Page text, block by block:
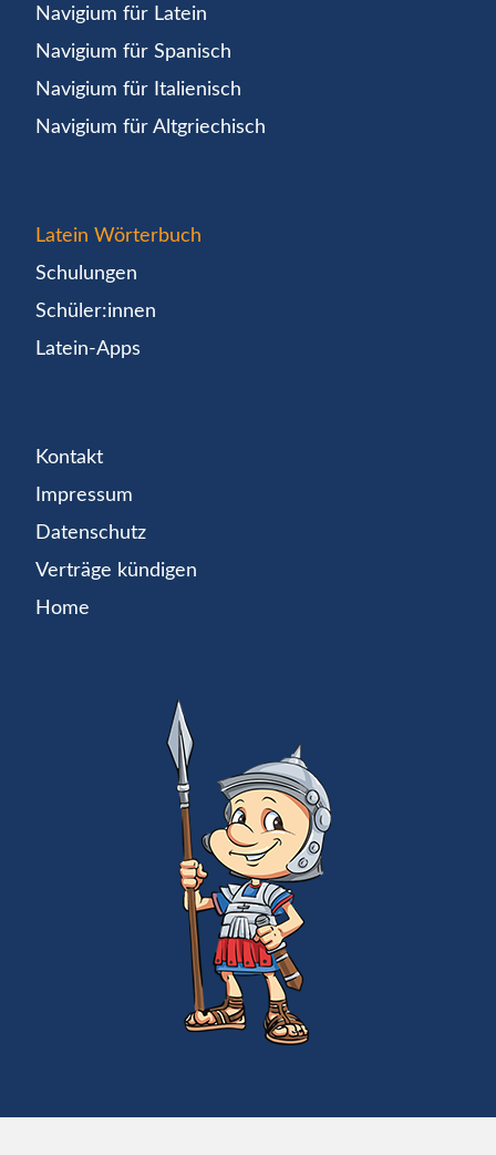
Navigium für Latein
Navigium für Spanisch
Navigium für Italienisch
Navigium für Altgriechisch
Latein Wörterbuch
Schulungen
Schüler:innen
Latein-Apps
Kontakt
Impressum
Datenschutz
Verträge kündigen
Home